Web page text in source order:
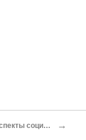
Когнитивные аспекты социального обучения →